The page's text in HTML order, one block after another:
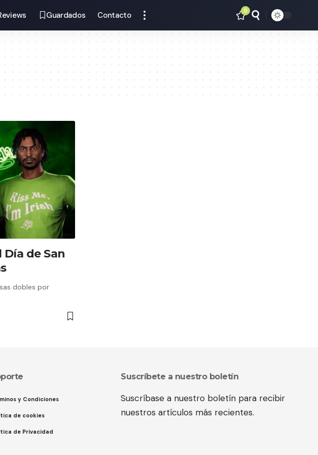
Guardados Contacto 9
Día de San
dobles por
y Condiciones
de cookies
de Privacidad
Suscríbete a nuestro boletín
Suscríbase a nuestro boletín para recibir
nuestros artículos más recientes.